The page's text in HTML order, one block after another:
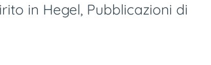
in Hegel, Pubblicazioni di